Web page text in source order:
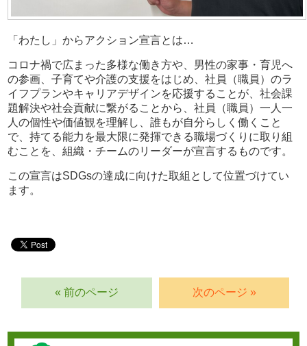
「わたし」からアクション宣言とは…
コロナ禍で広まった多様な働き方や、男性の家事・育児へ
の参画、子育てや介護の支援をはじめ、社員（職員）のラ
イフプランやキャリアデザインを応援することが、社会課
題解決や社会貢献に繋がることから、社員（職員）一人一
人の個性や価値観を理解し、誰もが自分らしく働くこと
で、持てる能力を最大限に発揮できる職場づくりに取り組
むことを、組織・チームのリーダーが宣言するものです。
この宣言はSDGsの達成に向けた取組として位置づけてい
ます。
« 前のページ 次のページ »